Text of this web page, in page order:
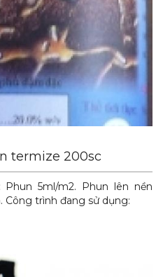
termize 200sc
5ml/m2. Phun lên nền
Công trình đang sử dụng: